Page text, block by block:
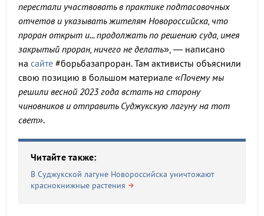
перестали участвовать в практике подтасовочных
отчетов и указывать жителям Новороссийска, что
проран открыт и... продолжать по решению суда, имея
закрытый проран, ничего не делать», — написано
на сайте #борьбазапроран. Там активисты объяснили
свою позицию в большом материале «Почему мы
решили весной 2023 года встать на сторону
чиновников и отправить Суджукскую лагуну на тот
свет».
Читайте также:
В Суджукской лагуне Новороссийска уничтожают
краснокнижные растения